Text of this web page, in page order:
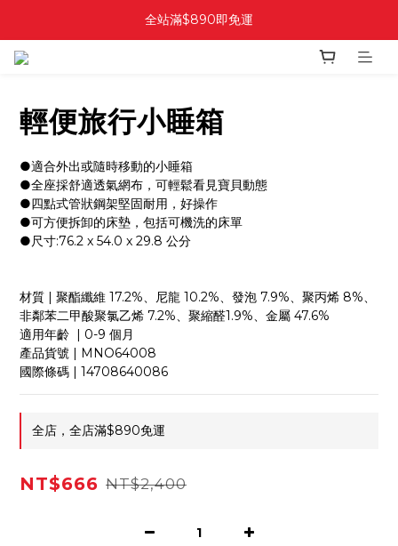
全站滿$890即免運
輕便旅行小睡箱
●適合外出或隨時移動的小睡箱
●全座採舒適透氣網布，可輕鬆看見寶貝動態
●四點式管狀鋼架堅固耐用，好操作
●可方便拆卸的床墊，包括可機洗的床單
●尺寸:76.2 x 54.0 x 29.8 公分
材質 | 聚酯纖維 17.2%、尼龍 10.2%、發泡 7.9%、聚丙烯 8%、
非鄰苯二甲酸聚氯乙烯 7.2%、聚縮醛1.9%、金屬 47.6%
適用年齡  | 0-9 個月
產品貨號 | MNO64008
國際條碼 | 14708640086
全店，全店滿$890免運
NT$666 NT$2,400